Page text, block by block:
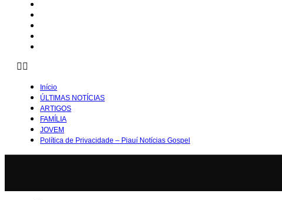
Início
ÚLTIMAS NOTÍCIAS
ARTIGOS
FAMÍLIA
JOVEM
Política de Privacidade – Piauí Notícias Gospel